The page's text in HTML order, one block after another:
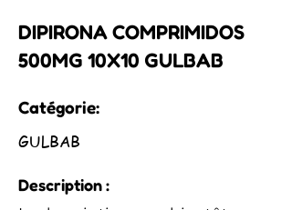
DIPIRONA COMPRIMIDOS
500MG 10X10 GULBAB
Catégorie:
GULBAB
Description :